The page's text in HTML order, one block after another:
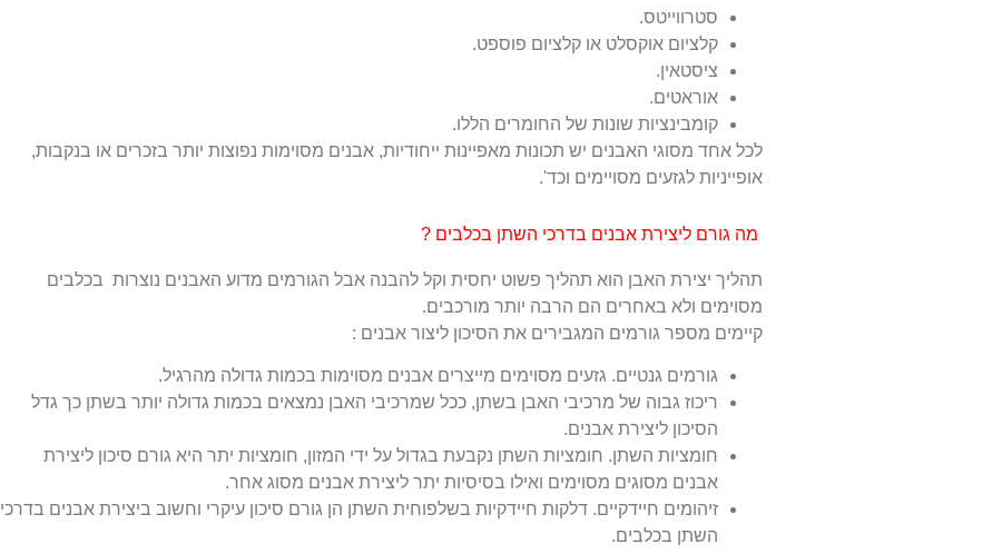
סטרווייטס.
קלציום אוקסלט או קלציום פוספט.
ציסטאין.
אוראטים.
קומבינציות שונות של החומרים הללו.
לכל אחד מסוגי האבנים יש תכונות מאפיינות ייחודיות, אבנים מסוימות נפוצות יותר בזכרים או בנקבות,
אופייניות לגזעים מסויימים וכד'.
מה גורם ליצירת אבנים בדרכי השתן בכלבים ?
תהליך יצירת האבן הוא תהליך פשוט יחסית וקל להבנה אבל הגורמים מדוע האבנים נוצרות בכלבים
מסוימים ולא באחרים הם הרבה יותר מורכבים.
קיימים מספר גורמים המגבירים את הסיכון ליצור אבנים :
גורמים גנטיים. גזעים מסוימים מייצרים אבנים מסוימות בכמות גדולה מהרגיל.
ריכוז גבוה של מרכיבי האבן בשתן, ככל שמרכיבי האבן נמצאים בכמות גדולה יותר בשתן כך גדל
הסיכון ליצירת אבנים.
חומציות השתן. חומציות השתן נקבעת בגדול על ידי המזון, חומציות יתר היא גורם סיכון ליצירת
אבנים מסוגים מסוימים ואילו בסיסיות יתר ליצירת אבנים מסוג אחר.
זיהומים חיידקיים. דלקות חיידקיות בשלפוחית השתן הן גורם סיכון עיקרי וחשוב ביצירת אבנים בדרכי
השתן בכלבים.